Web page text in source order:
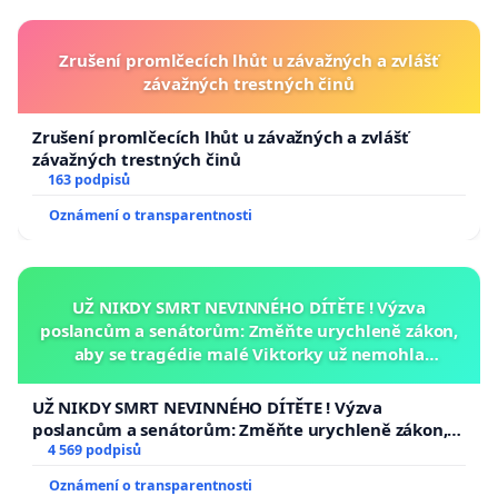
Zrušení promlčecích lhůt u závažných a zvlášť
závažných trestných činů
Zrušení promlčecích lhůt u závažných a zvlášť
závažných trestných činů
163 podpisů
Oznámení o transparentnosti
UŽ NIKDY SMRT NEVINNÉHO DÍTĚTE ! Výzva
poslancům a senátorům: Změňte urychleně zákon,
aby se tragédie malé Viktorky už nemohla
UŽ NIKDY SMRT NEVINNÉHO DÍTĚTE ! Výzva
poslancům a senátorům: Změňte urychleně zákon,
aby se tragédie malé Viktorky už nemohla opakovat!
4 569 podpisů
Oznámení o transparentnosti